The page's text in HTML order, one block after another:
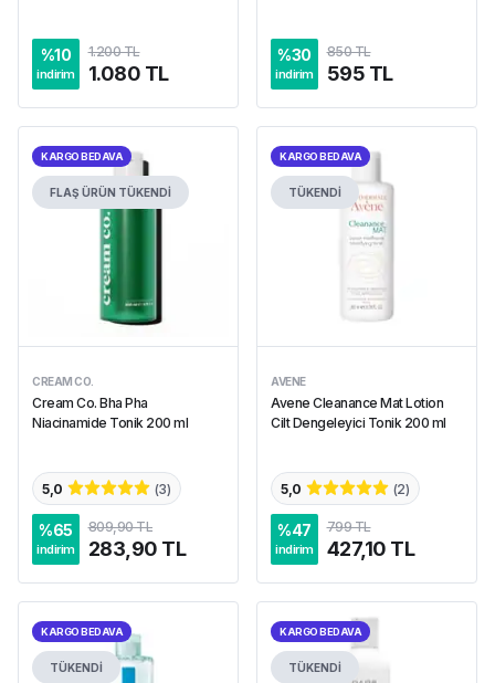
%10
indirim
1.200 TL
1.080 TL
%30
indirim
850 TL
595 TL
KARGO BEDAVA
FLAŞ ÜRÜN TÜKENDİ
CREAM CO.
Cream Co. Bha Pha
Niacinamide Tonik 200 ml
5,0 (3)
%65
indirim
809,90 TL
283,90 TL
KARGO BEDAVA
TÜKENDİ
AVENE
Avene Cleanance Mat Lotion
Cilt Dengeleyici Tonik 200 ml
5,0 (2)
%47
indirim
799 TL
427,10 TL
KARGO BEDAVA
TÜKENDİ
KARGO BEDAVA
TÜKENDİ